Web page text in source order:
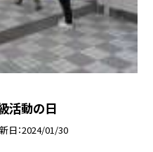
活動の日
日 2024/01/30